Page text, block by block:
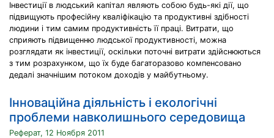
Інвестиції в людський капітал являють собою будь-які дії, що
підвищують професійну кваліфікацію та продуктивні здібності
людини і тим самим продуктивність її праці. Витрати, що
сприяють підвищенню людської продуктивності, можна
розглядати як інвестиції, оскільки поточні витрати здійснюються
з тим розрахунком, що їх буде багаторазово компенсовано
дедалі значнішим потоком доходів у майбутньому.
Інноваційна діяльність і екологічні
проблеми навколишнього середовища
Реферат, 12 Ноября 2011